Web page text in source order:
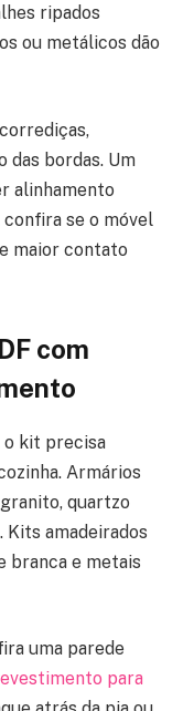
ripados
ou metálicos dão
das bordas. Um
alinhamento
se o móvel
maior contato
com
o kit precisa
Armários
quartzo
amadeirados
branca e metais
uma parede
para